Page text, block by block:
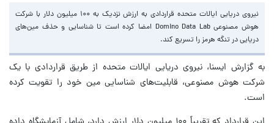
نیروی دریایی ایالات متحده قراردادی به ارزش نزدیک به ۱۰۰ میلیون دلار با شرکت
هوش مصنوعی Domino Data Lab امضا کرده است تا شناسایی و حذف مین‌های
دریایی در تنگه هرمز را تسریع کند.
به گزارش ایسنا، نیروی دریایی ایالات متحده از طریق قراردادی با یک
شرکت هوش مصنوعی، قابلیت‌های شناسایی مین خود را تقویت کرده
است.